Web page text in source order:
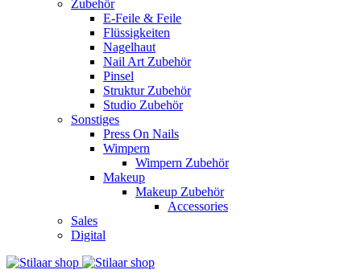
Zubehör
E-Feile & Feile
Flüssigkeiten
Nagelhaut
Nail Art Zubehör
Pinsel
Struktur Zubehör
Studio Zubehör
Sonstiges
Press On Nails
Wimpern
Wimpern Zubehör
Makeup
Makeup Zubehör
Accessories
Sales
Digital